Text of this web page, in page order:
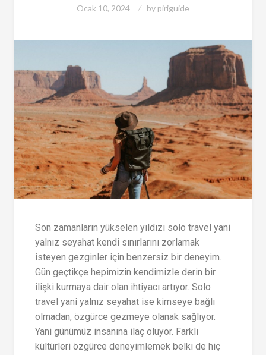
Ocak 10, 2024 by piriguide
Son zamanların yükselen yıldızı solo travel yani
yalnız seyahat kendi sınırlarını zorlamak
isteyen gezginler için benzersiz bir deneyim.
Gün geçtikçe hepimizin kendimizle derin bir
ilişki kurmaya dair olan ihtiyacı artıyor. Solo
travel yani yalnız seyahat ise kimseye bağlı
olmadan, özgürce gezmeye olanak sağlıyor.
Yani günümüz insanına ilaç oluyor. Farklı
kültürleri özgürce deneyimlemek belki de hiç